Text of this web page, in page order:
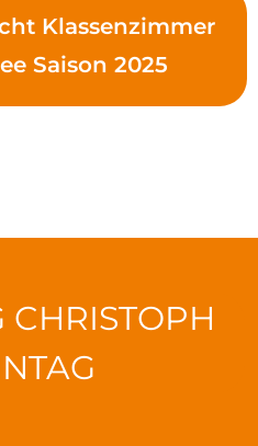
Klassenzimmer
Saison 2025
CHRISTOPH